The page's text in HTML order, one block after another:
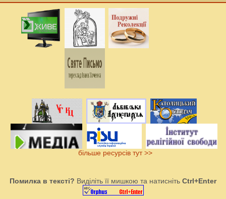
більше ресурсів тут >>
Помилка в тексті? Виділіть її мишкою та натисніть Ctrl+Enter